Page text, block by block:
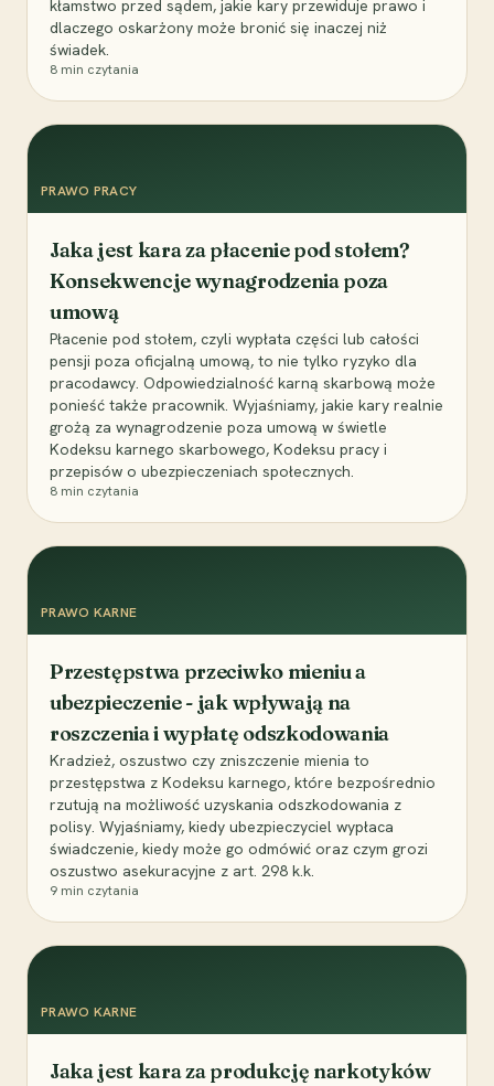
kłamstwo przed sądem, jakie kary przewiduje prawo i
dlaczego oskarżony może bronić się inaczej niż
świadek.
8 min czytania
PRAWO PRACY
Jaka jest kara za płacenie pod stołem?
Konsekwencje wynagrodzenia poza
umową
Płacenie pod stołem, czyli wypłata części lub całości
pensji poza oficjalną umową, to nie tylko ryzyko dla
pracodawcy. Odpowiedzialność karną skarbową może
ponieść także pracownik. Wyjaśniamy, jakie kary realnie
grożą za wynagrodzenie poza umową w świetle
Kodeksu karnego skarbowego, Kodeksu pracy i
przepisów o ubezpieczeniach społecznych.
8 min czytania
PRAWO KARNE
Przestępstwa przeciwko mieniu a
ubezpieczenie - jak wpływają na
roszczenia i wypłatę odszkodowania
Kradzież, oszustwo czy zniszczenie mienia to
przestępstwa z Kodeksu karnego, które bezpośrednio
rzutują na możliwość uzyskania odszkodowania z
polisy. Wyjaśniamy, kiedy ubezpieczyciel wypłaca
świadczenie, kiedy może go odmówić oraz czym grozi
oszustwo asekuracyjne z art. 298 k.k.
9 min czytania
PRAWO KARNE
Jaka jest kara za produkcję narkotyków